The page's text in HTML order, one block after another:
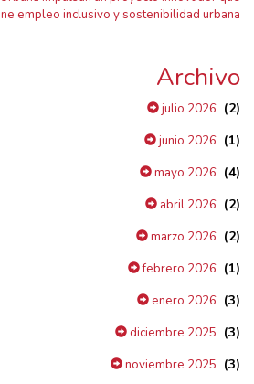
empleo inclusivo y sostenibilidad urbana
Archivo
julio 2026 (2)
junio 2026 (1)
mayo 2026 (4)
abril 2026 (2)
marzo 2026 (2)
febrero 2026 (1)
enero 2026 (3)
diciembre 2025 (3)
noviembre 2025 (3)